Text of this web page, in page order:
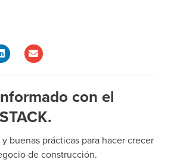
con el
buenas prácticas para hacer crecer
de construcción.